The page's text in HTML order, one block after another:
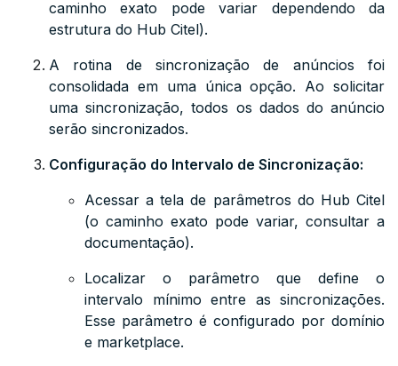
caminho exato pode variar dependendo da
estrutura do Hub Citel).
A rotina de sincronização de anúncios foi
consolidada em uma única opção. Ao solicitar
uma sincronização, todos os dados do anúncio
serão sincronizados.
Configuração do Intervalo de Sincronização:
Acessar a tela de parâmetros do Hub Citel
(o caminho exato pode variar, consultar a
documentação).
Localizar o parâmetro que define o
intervalo mínimo entre as sincronizações.
Esse parâmetro é configurado por domínio
e marketplace.